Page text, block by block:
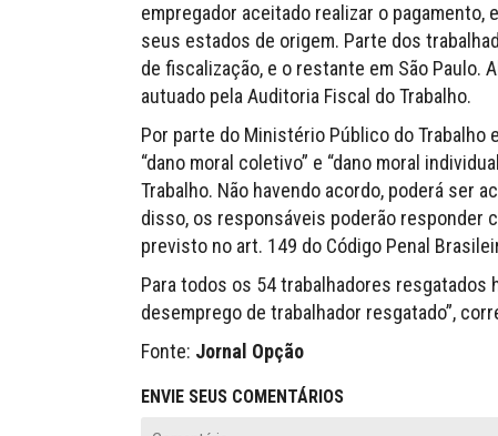
empregador aceitado realizar o
seus estados de origem. Parte dos
de fiscalização, e o restante em São Paulo.
autuado pela Auditoria Fiscal do Trabalho.
Por parte do Ministério Público do Trabalho
“dano moral coletivo” e “dano moral
Trabalho. Não havendo acordo, poderá ser
disso, os responsáveis poderão responder
previsto no art. 149 do Código Penal
Para todos os 54 trabalhadores resgatados
desemprego de trabalhador resgatado”,
Fonte: Jornal Opção
ENVIE SEUS COMENTÁRIOS